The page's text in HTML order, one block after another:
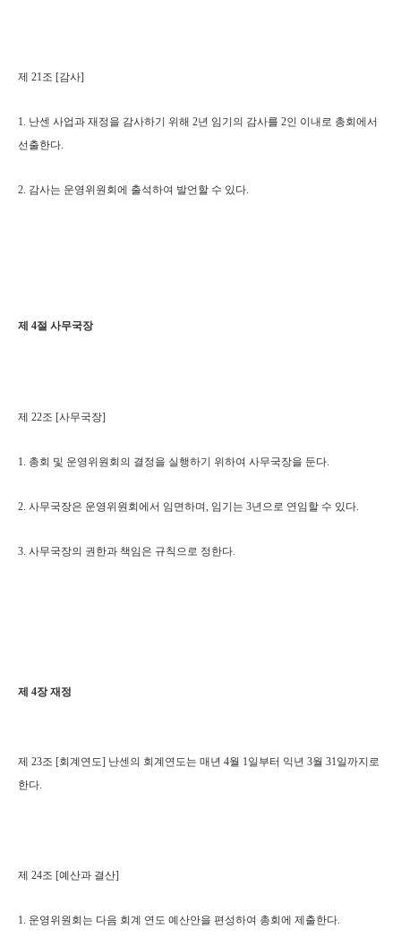
제 21조 [감사]
1. 난센 사업과 재정을 감사하기 위해 2년 임기의 감사를 2인 이내로 총회에서
선출한다.
2. 감사는 운영위원회에 출석하여 발언할 수 있다.
제 4절 사무국장
제 22조 [사무국장]
1. 총회 및 운영위원회의 결정을 실행하기 위하여 사무국장을 둔다.
2. 사무국장은 운영위원회에서 임면하며, 임기는 3년으로 연임할 수 있다.
3. 사무국장의 권한과 책임은 규칙으로 정한다.
제 4장 재정
제 23조 [회계연도] 난센의 회계연도는 매년 4월 1일부터 익년 3월 31일까지로
한다.
제 24조 [예산과 결산]
1. 운영위원회는 다음 회계 연도 예산안을 편성하여 총회에 제출한다.